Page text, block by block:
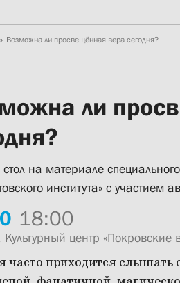
Возможна ли просвещённая вера сегодня?
ли
стол на материале
института» с участием
18:00
центр «Покровские
часто приходится слышать